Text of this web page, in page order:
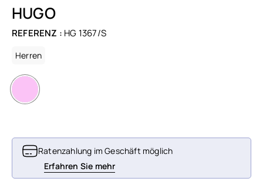
HUGO
REFERENZ : HG 1367/S
Herren
Ratenzahlung im Geschäft möglich
Erfahren Sie mehr